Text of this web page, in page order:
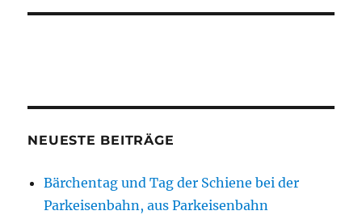
NEUESTE BEITRÄGE
Bärchentag und Tag der Schiene bei der
Parkeisenbahn, aus Parkeisenbahn